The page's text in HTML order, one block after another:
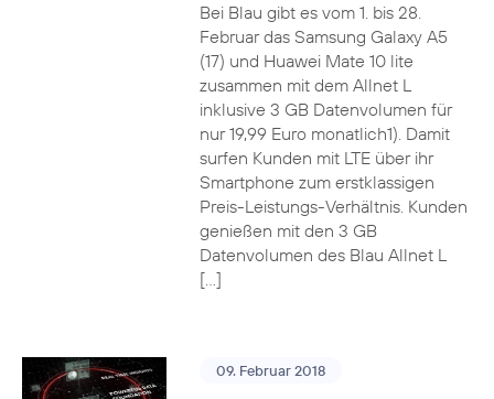
Bei Blau gibt es vom 1. bis 28.
Februar das Samsung Galaxy A5
(17) und Huawei Mate 10 lite
zusammen mit dem Allnet L
inklusive 3 GB Datenvolumen für
nur 19,99 Euro monatlich1). Damit
surfen Kunden mit LTE über ihr
Smartphone zum erstklassigen
Preis-Leistungs-Verhältnis. Kunden
genießen mit den 3 GB
Datenvolumen des Blau Allnet L
[…]
09. Februar 2018